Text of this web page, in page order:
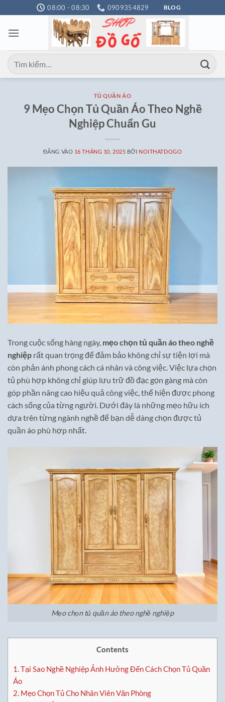
qua
nội
08:00 - 08:30 0909354829 BLOG
Tìm
kiếm:
TỦ QUẦN ÁO
9 Mẹo Chọn Tủ Quần Áo Theo Nghề
Nghiệp Chuẩn Gu
ĐĂNG VÀO 16 THÁNG 10, 2025 BỞI NOITHATDOGO
Trong cuộc sống hàng ngày, mẹo chọn tủ quần áo theo nghề
nghiệp rất quan trọng để đảm bảo không chỉ sự tiện lợi mà
còn phản ánh phong cách cá nhân và công việc. Việc lựa chọn
tủ phù hợp không chỉ giúp lưu trữ đồ đạc gọn gàng mà còn
góp phần nâng cao hiệu quả công việc, thể hiện được phong
cách sống của từng người. Dưới đây là những mẹo hữu ích
dựa trên từng ngành nghề để bạn dễ dàng chọn được tủ
quần áo phù hợp nhất.
Mẹo chọn tủ quần áo theo nghề nghiệp
Contents
1.Tại Sao Nghề Nghiệp Ảnh Hưởng Đến Cách Chọn Tủ Quần
Áo
2. Mẹo Chọn Tủ Cho Nhân Viên Văn Phòng